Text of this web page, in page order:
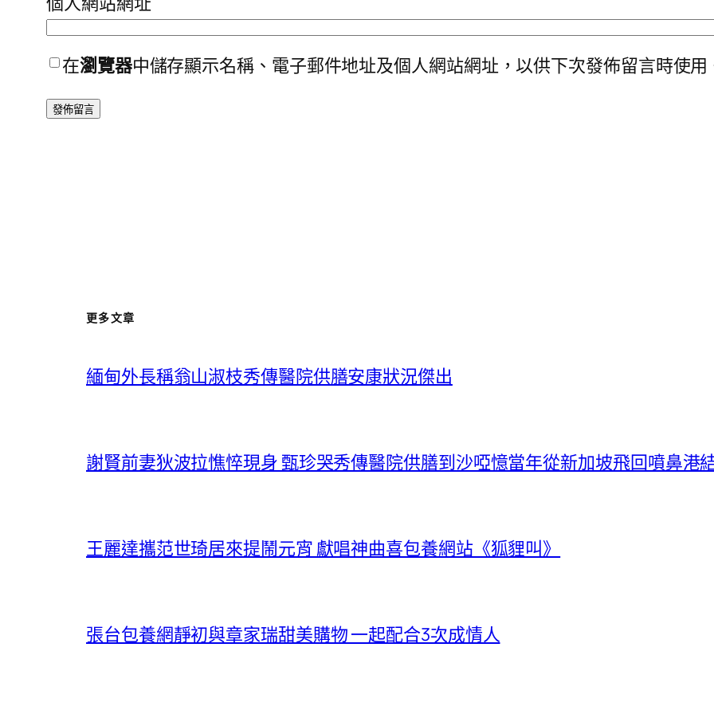
在瀏覽器中儲存顯示名稱、電子郵件地址及個人網站網址，以供下次發佈留言時使用
更多文章
緬甸外長稱翁山淑枝秀傳醫院供膳安康狀況傑出
謝賢前妻狄波拉憔悴現身 甄珍哭秀傳醫院供膳到沙啞憶當年從新加坡飛回噴鼻港
王麗達攜范世琦居來提鬧元宵 獻唱神曲喜包養網站《狐貍叫》
張台包養網靜初與章家瑞甜美購物 一起配合3次成情人